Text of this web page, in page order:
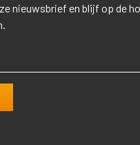
nieuwsbrief en blijf op de